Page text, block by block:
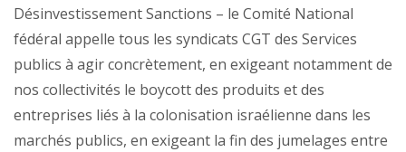
Désinvestissement Sanctions – le Comité National
fédéral appelle tous les syndicats CGT des Services
publics à agir concrètement, en exigeant notamment de
nos collectivités le boycott des produits et des
entreprises liés à la colonisation israélienne dans les
marchés publics, en exigeant la fin des jumelages entre